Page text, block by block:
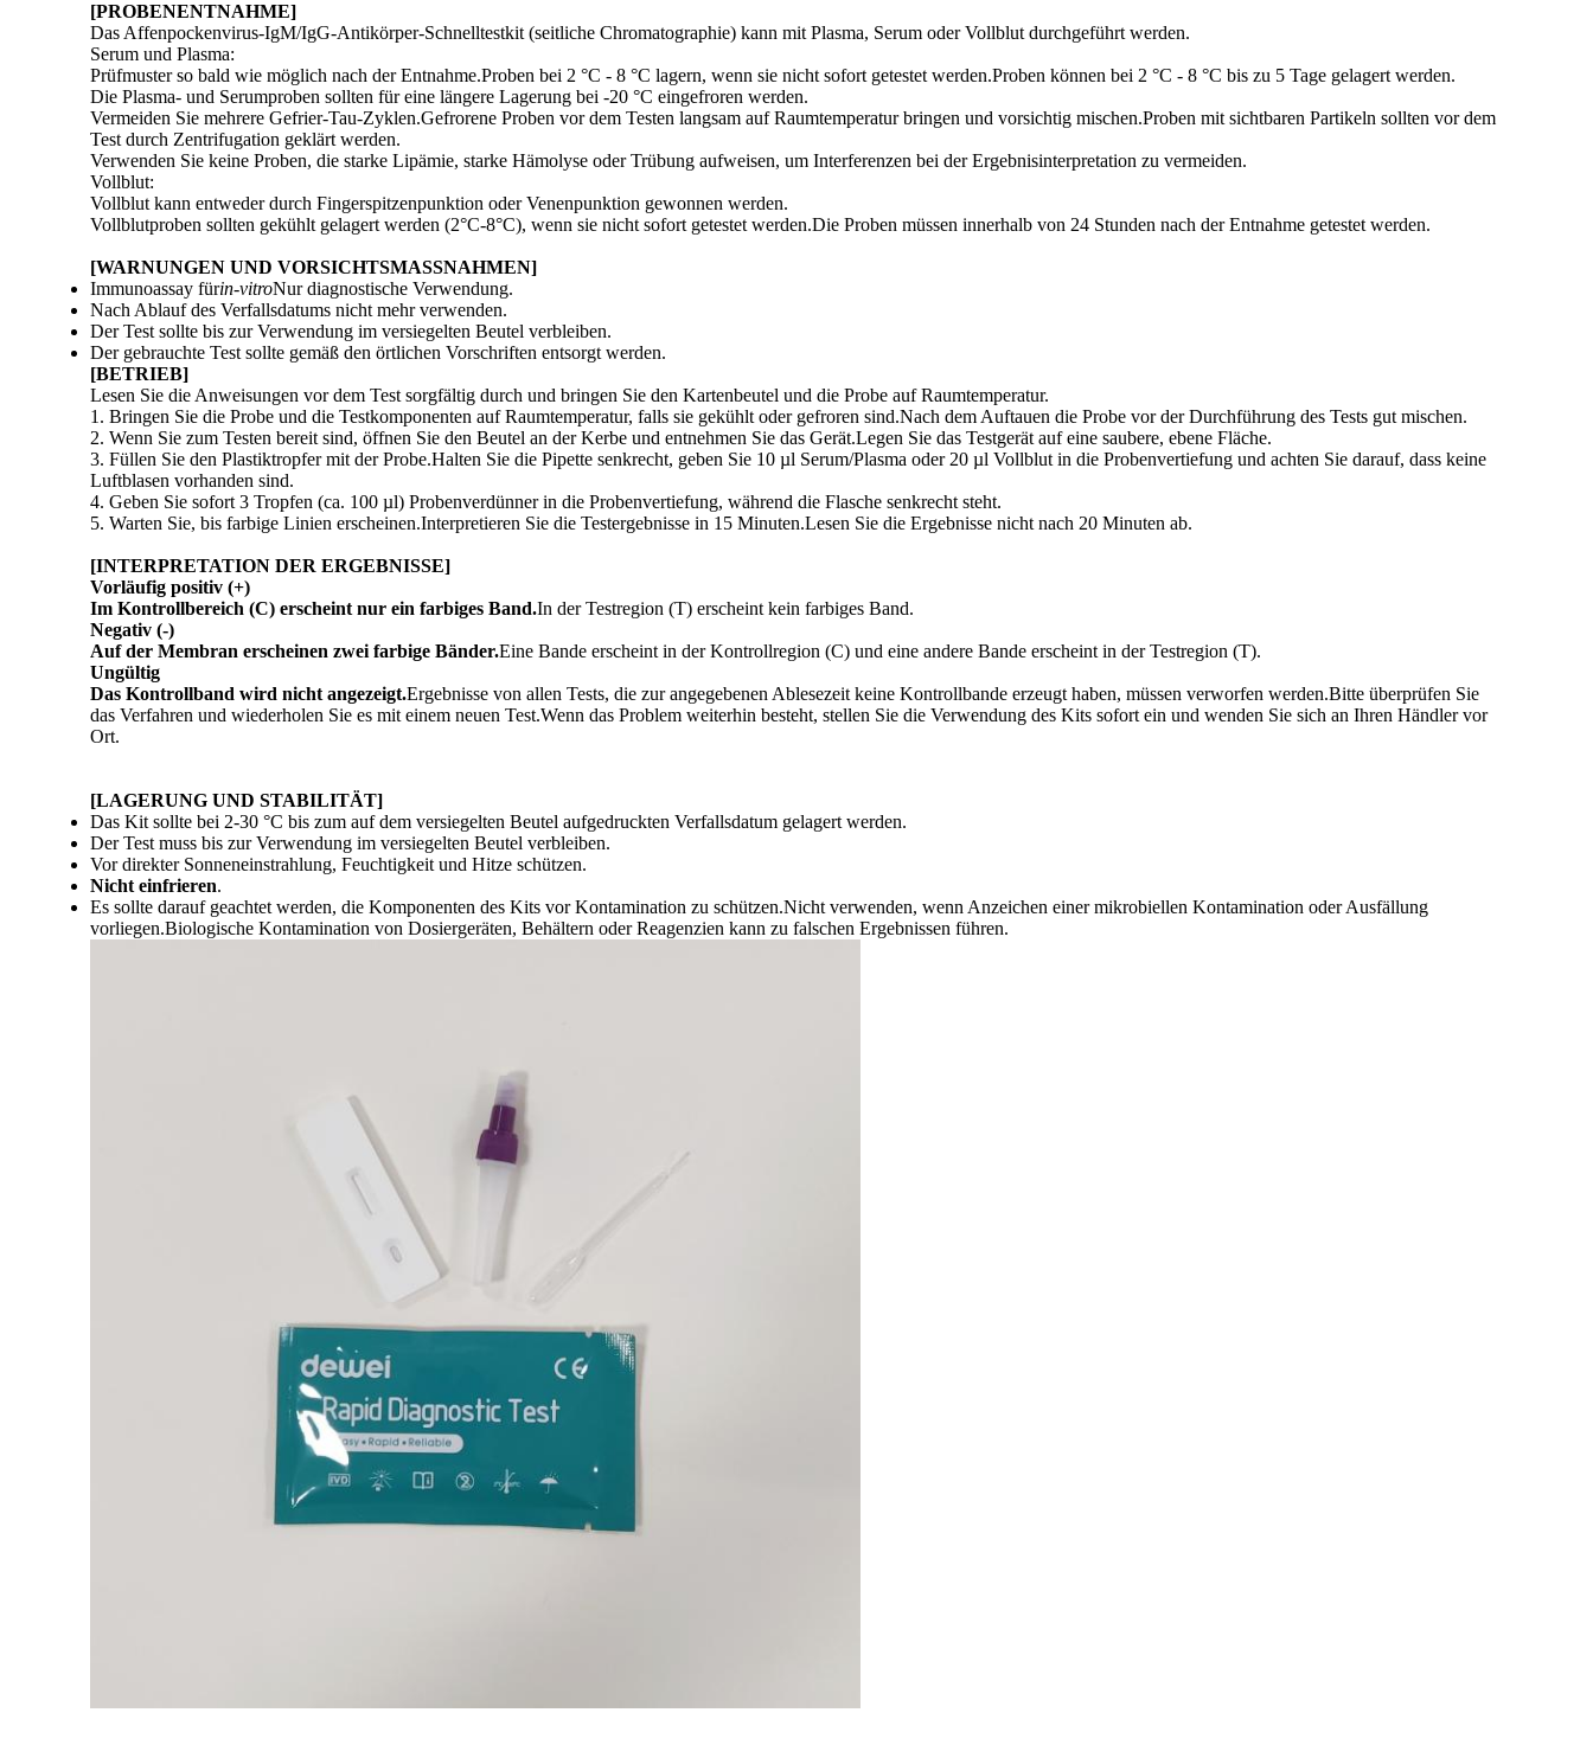
[PROBENENTNAHME]
Das Affenpockenvirus-IgM/IgG-Antikörper-Schnelltestkit (seitliche Chromatographie) kann mit Plasma, Serum oder Vollblut durchgeführt werden.
Serum und Plasma:
Prüfmuster so bald wie möglich nach der Entnahme.Proben bei 2 °C - 8 °C lagern, wenn sie nicht sofort getestet werden.Proben können bei 2 °C - 8 °C bis zu 5 Tage gelagert werden.
Die Plasma- und Serumproben sollten für eine längere Lagerung bei -20 °C eingefroren werden.
Vermeiden Sie mehrere Gefrier-Tau-Zyklen.Gefrorene Proben vor dem Testen langsam auf Raumtemperatur bringen und vorsichtig mischen.Proben mit sichtbaren Partikeln sollten vor dem
Test durch Zentrifugation geklärt werden.
Verwenden Sie keine Proben, die starke Lipämie, starke Hämolyse oder Trübung aufweisen, um Interferenzen bei der Ergebnisinterpretation zu vermeiden.
Vollblut:
Vollblut kann entweder durch Fingerspitzenpunktion oder Venenpunktion gewonnen werden.
Vollblutproben sollten gekühlt gelagert werden (2°C-8°C), wenn sie nicht sofort getestet werden.Die Proben müssen innerhalb von 24 Stunden nach der Entnahme getestet werden.
[WARNUNGEN UND VORSICHTSMASSNAHMEN]
Immunoassay fürin-vitroNur diagnostische Verwendung.
Nach Ablauf des Verfallsdatums nicht mehr verwenden.
Der Test sollte bis zur Verwendung im versiegelten Beutel verbleiben.
Der gebrauchte Test sollte gemäß den örtlichen Vorschriften entsorgt werden.
[BETRIEB]
Lesen Sie die Anweisungen vor dem Test sorgfältig durch und bringen Sie den Kartenbeutel und die Probe auf Raumtemperatur.
1. Bringen Sie die Probe und die Testkomponenten auf Raumtemperatur, falls sie gekühlt oder gefroren sind.Nach dem Auftauen die Probe vor der Durchführung des Tests gut mischen.
2. Wenn Sie zum Testen bereit sind, öffnen Sie den Beutel an der Kerbe und entnehmen Sie das Gerät.Legen Sie das Testgerät auf eine saubere, ebene Fläche.
3. Füllen Sie den Plastiktropfer mit der Probe.Halten Sie die Pipette senkrecht, geben Sie 10 µl Serum/Plasma oder 20 µl Vollblut in die Probenvertiefung und achten Sie darauf, dass keine
Luftblasen vorhanden sind.
4. Geben Sie sofort 3 Tropfen (ca. 100 µl) Probenverdünner in die Probenvertiefung, während die Flasche senkrecht steht.
5. Warten Sie, bis farbige Linien erscheinen.Interpretieren Sie die Testergebnisse in 15 Minuten.Lesen Sie die Ergebnisse nicht nach 20 Minuten ab.
[INTERPRETATION DER ERGEBNISSE]
Vorläufig positiv (+)
Im Kontrollbereich (C) erscheint nur ein farbiges Band.In der Testregion (T) erscheint kein farbiges Band.
Negativ (-)
Auf der Membran erscheinen zwei farbige Bänder.Eine Bande erscheint in der Kontrollregion (C) und eine andere Bande erscheint in der Testregion (T).
Ungültig
Das Kontrollband wird nicht angezeigt.Ergebnisse von allen Tests, die zur angegebenen Ablesezeit keine Kontrollbande erzeugt haben, müssen verworfen werden.Bitte überprüfen Sie
das Verfahren und wiederholen Sie es mit einem neuen Test.Wenn das Problem weiterhin besteht, stellen Sie die Verwendung des Kits sofort ein und wenden Sie sich an Ihren Händler vor
Ort.
[LAGERUNG UND STABILITÄT]
Das Kit sollte bei 2-30 °C bis zum auf dem versiegelten Beutel aufgedruckten Verfallsdatum gelagert werden.
Der Test muss bis zur Verwendung im versiegelten Beutel verbleiben.
Vor direkter Sonneneinstrahlung, Feuchtigkeit und Hitze schützen.
Nicht einfrieren.
Es sollte darauf geachtet werden, die Komponenten des Kits vor Kontamination zu schützen.Nicht verwenden, wenn Anzeichen einer mikrobiellen Kontamination oder Ausfällung
vorliegen.Biologische Kontamination von Dosiergeräten, Behältern oder Reagenzien kann zu falschen Ergebnissen führen.